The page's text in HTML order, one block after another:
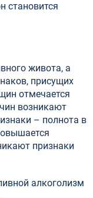
становится
живота, а
присущих
отмечается
возникают
– полнота в
признаки
алкоголизм